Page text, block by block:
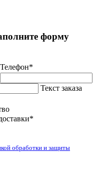
форму
Телефон*
Текст заказа
обработки и защиты